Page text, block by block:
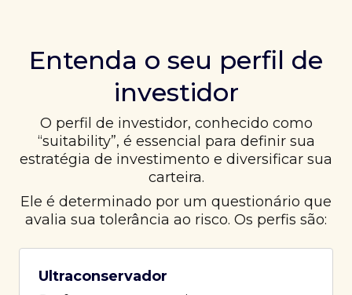
Entenda o seu perfil de
investidor
O perfil de investidor, conhecido como
“suitability”, é essencial para definir sua
estratégia de investimento e diversificar sua
carteira.
Ele é determinado por um questionário que
avalia sua tolerância ao risco. Os perfis são:
Ultraconservador